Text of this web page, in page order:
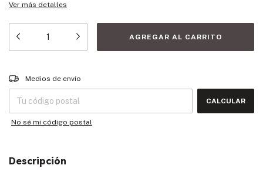
Ver más detalles
Entregas para el CP:
Medios de envío
CALCULAR
No sé mi código postal
Descripción